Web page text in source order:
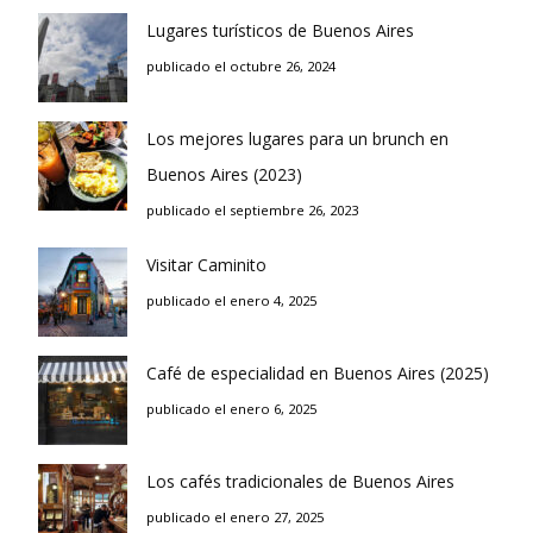
Lugares turísticos de Buenos Aires
publicado el octubre 26, 2024
Los mejores lugares para un brunch en
Buenos Aires (2023)
publicado el septiembre 26, 2023
Visitar Caminito
publicado el enero 4, 2025
Café de especialidad en Buenos Aires (2025)
publicado el enero 6, 2025
Los cafés tradicionales de Buenos Aires
publicado el enero 27, 2025